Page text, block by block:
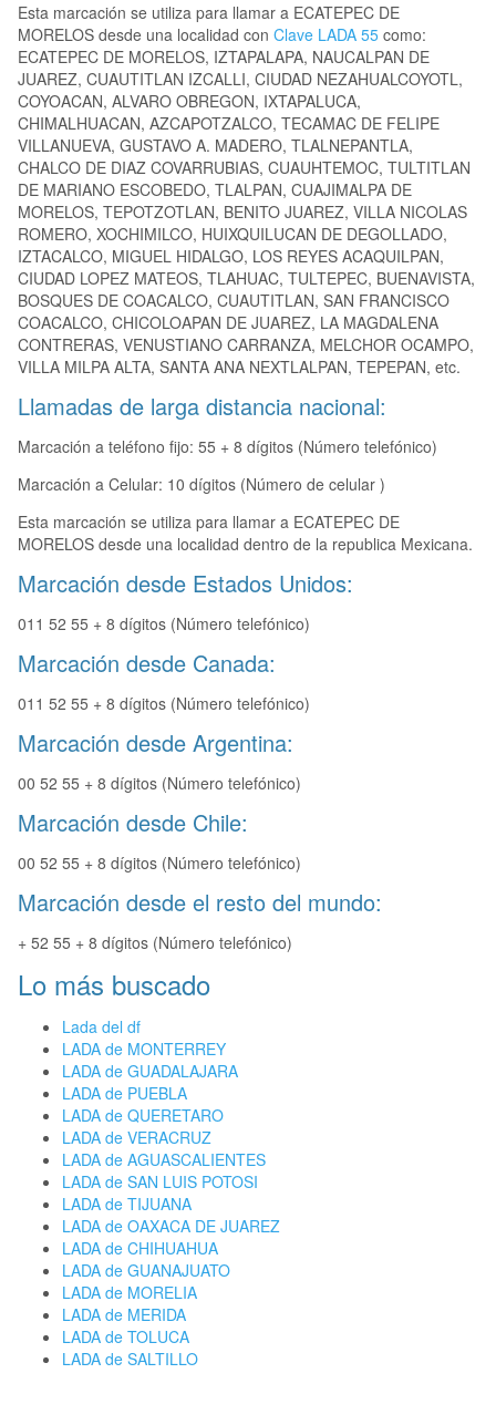
Esta marcación se utiliza para llamar a ECATEPEC DE
MORELOS desde una localidad con Clave LADA 55 como:
ECATEPEC DE MORELOS, IZTAPALAPA, NAUCALPAN DE
JUAREZ, CUAUTITLAN IZCALLI, CIUDAD NEZAHUALCOYOTL,
COYOACAN, ALVARO OBREGON, IXTAPALUCA,
CHIMALHUACAN, AZCAPOTZALCO, TECAMAC DE FELIPE
VILLANUEVA, GUSTAVO A. MADERO, TLALNEPANTLA,
CHALCO DE DIAZ COVARRUBIAS, CUAUHTEMOC, TULTITLAN
DE MARIANO ESCOBEDO, TLALPAN, CUAJIMALPA DE
MORELOS, TEPOTZOTLAN, BENITO JUAREZ, VILLA NICOLAS
ROMERO, XOCHIMILCO, HUIXQUILUCAN DE DEGOLLADO,
IZTACALCO, MIGUEL HIDALGO, LOS REYES ACAQUILPAN,
CIUDAD LOPEZ MATEOS, TLAHUAC, TULTEPEC, BUENAVISTA,
BOSQUES DE COACALCO, CUAUTITLAN, SAN FRANCISCO
COACALCO, CHICOLOAPAN DE JUAREZ, LA MAGDALENA
CONTRERAS, VENUSTIANO CARRANZA, MELCHOR OCAMPO,
VILLA MILPA ALTA, SANTA ANA NEXTLALPAN, TEPEPAN, etc.
Llamadas de larga distancia nacional:
Marcación a teléfono fijo: 55 + 8 dígitos (Número telefónico)
Marcación a Celular: 10 dígitos (Número de celular )
Esta marcación se utiliza para llamar a ECATEPEC DE
MORELOS desde una localidad dentro de la republica Mexicana.
Marcación desde Estados Unidos:
011 52 55 + 8 dígitos (Número telefónico)
Marcación desde Canada:
011 52 55 + 8 dígitos (Número telefónico)
Marcación desde Argentina:
00 52 55 + 8 dígitos (Número telefónico)
Marcación desde Chile:
00 52 55 + 8 dígitos (Número telefónico)
Marcación desde el resto del mundo:
+ 52 55 + 8 dígitos (Número telefónico)
Lo más buscado
Lada del df
LADA de MONTERREY
LADA de GUADALAJARA
LADA de PUEBLA
LADA de QUERETARO
LADA de VERACRUZ
LADA de AGUASCALIENTES
LADA de SAN LUIS POTOSI
LADA de TIJUANA
LADA de OAXACA DE JUAREZ
LADA de CHIHUAHUA
LADA de GUANAJUATO
LADA de MORELIA
LADA de MERIDA
LADA de TOLUCA
LADA de SALTILLO